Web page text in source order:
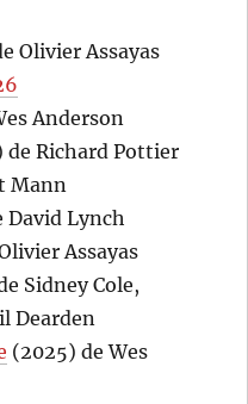
Olivier Assayas
Anderson
de Richard Pottier
Mann
David Lynch
Assayas
Sidney Cole,
Dearden
(2025) de Wes